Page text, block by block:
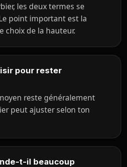
les deux termes se
point important est la
choix de la hauteur.
pour rester
reste généralement
peut ajuster selon ton
t-il beaucoup